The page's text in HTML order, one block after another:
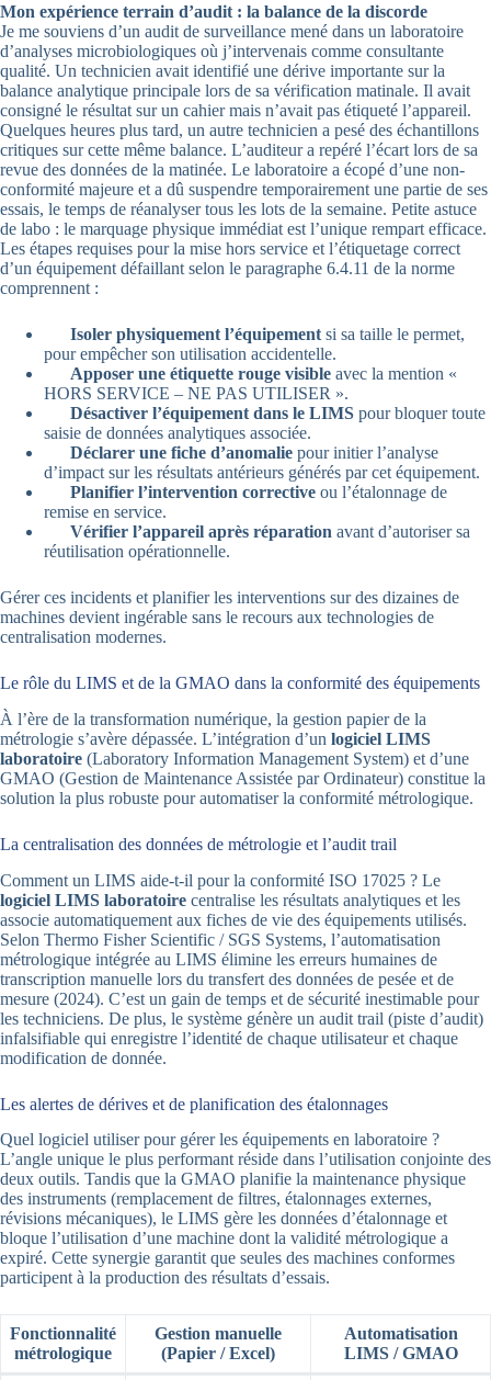
Mon expérience terrain d’audit : la balance de la discorde
Je me souviens d’un audit de surveillance mené dans un laboratoire
d’analyses microbiologiques où j’intervenais comme consultante
qualité. Un technicien avait identifié une dérive importante sur la
balance analytique principale lors de sa vérification matinale. Il avait
consigné le résultat sur un cahier mais n’avait pas étiqueté l’appareil.
Quelques heures plus tard, un autre technicien a pesé des échantillons
critiques sur cette même balance. L’auditeur a repéré l’écart lors de sa
revue des données de la matinée. Le laboratoire a écopé d’une non-
conformité majeure et a dû suspendre temporairement une partie de ses
essais, le temps de réanalyser tous les lots de la semaine. Petite astuce
de labo : le marquage physique immédiat est l’unique rempart efficace.
Les étapes requises pour la mise hors service et l’étiquetage correct
d’un équipement défaillant selon le paragraphe 6.4.11 de la norme
comprennent :
Isoler physiquement l’équipement si sa taille le permet,
pour empêcher son utilisation accidentelle.
Apposer une étiquette rouge visible avec la mention «
HORS SERVICE – NE PAS UTILISER ».
Désactiver l’équipement dans le LIMS pour bloquer toute
saisie de données analytiques associée.
Déclarer une fiche d’anomalie pour initier l’analyse
d’impact sur les résultats antérieurs générés par cet équipement.
Planifier l’intervention corrective ou l’étalonnage de
remise en service.
Vérifier l’appareil après réparation avant d’autoriser sa
réutilisation opérationnelle.
Gérer ces incidents et planifier les interventions sur des dizaines de
machines devient ingérable sans le recours aux technologies de
centralisation modernes.
Le rôle du LIMS et de la GMAO dans la conformité des équipements
À l’ère de la transformation numérique, la gestion papier de la
métrologie s’avère dépassée. L’intégration d’un logiciel LIMS
laboratoire (Laboratory Information Management System) et d’une
GMAO (Gestion de Maintenance Assistée par Ordinateur) constitue la
solution la plus robuste pour automatiser la conformité métrologique.
La centralisation des données de métrologie et l’audit trail
Comment un LIMS aide-t-il pour la conformité ISO 17025 ? Le
logiciel LIMS laboratoire centralise les résultats analytiques et les
associe automatiquement aux fiches de vie des équipements utilisés.
Selon Thermo Fisher Scientific / SGS Systems, l’automatisation
métrologique intégrée au LIMS élimine les erreurs humaines de
transcription manuelle lors du transfert des données de pesée et de
mesure (2024). C’est un gain de temps et de sécurité inestimable pour
les techniciens. De plus, le système génère un audit trail (piste d’audit)
infalsifiable qui enregistre l’identité de chaque utilisateur et chaque
modification de donnée.
Les alertes de dérives et de planification des étalonnages
Quel logiciel utiliser pour gérer les équipements en laboratoire ?
L’angle unique le plus performant réside dans l’utilisation conjointe des
deux outils. Tandis que la GMAO planifie la maintenance physique
des instruments (remplacement de filtres, étalonnages externes,
révisions mécaniques), le LIMS gère les données d’étalonnage et
bloque l’utilisation d’une machine dont la validité métrologique a
expiré. Cette synergie garantit que seules des machines conformes
participent à la production des résultats d’essais.
Fonctionnalité
métrologique
Gestion manuelle
(Papier / Excel)
Automatisation
LIMS / GMAO